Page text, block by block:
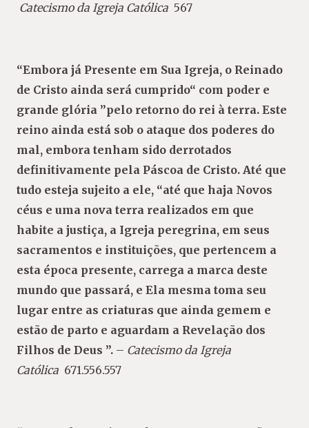
Catecismo da Igreja Católica 567
“Embora já Presente em Sua Igreja, o Reinado
de Cristo ainda será cumprido“ com poder e
grande glória ”pelo retorno do rei à terra. Este
reino ainda está sob o ataque dos poderes do
mal, embora tenham sido derrotados
definitivamente pela Páscoa de Cristo. Até que
tudo esteja sujeito a ele, “até que haja Novos
céus e uma nova terra realizados em que
habite a justiça, a Igreja peregrina, em seus
sacramentos e instituições, que pertencem a
esta época presente, carrega a marca deste
mundo que passará, e Ela mesma toma seu
lugar entre as criaturas que ainda gemem e
estão de parto e aguardam a Revelação dos
Filhos de Deus ”. – Catecismo da Igreja
Católica 671.556.557